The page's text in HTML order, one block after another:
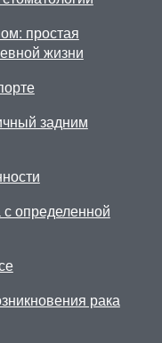
простая
жизни
задним
определенной
рака